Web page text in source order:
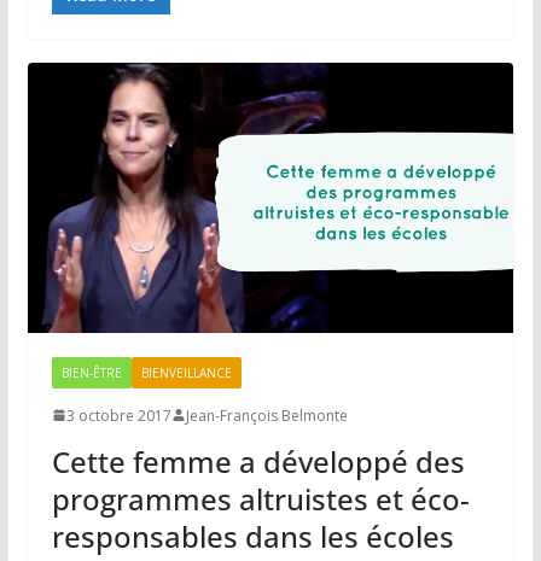
BIEN-ÊTRE BIENVEILLANCE
3 octobre 2017 Jean-François Belmonte
Cette femme a développé des
programmes altruistes et éco-
responsables dans les écoles